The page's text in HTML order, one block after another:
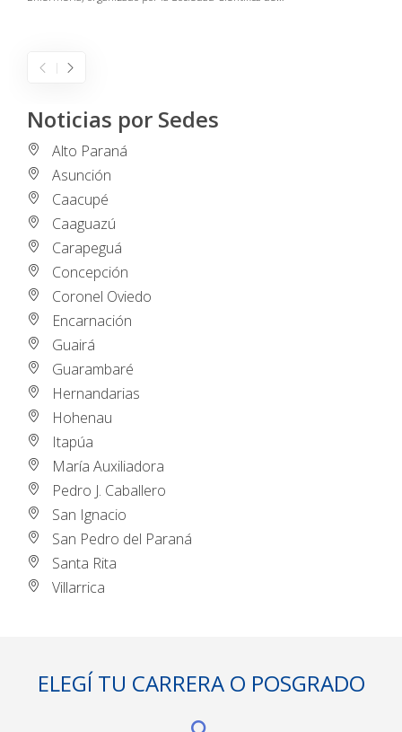
Noticias por Sedes
Alto Paraná
Asunción
Caacupé
Caaguazú
Carapeguá
Concepción
Coronel Oviedo
Encarnación
Guairá
Guarambaré
Hernandarias
Hohenau
Itapúa
María Auxiliadora
Pedro J. Caballero
San Ignacio
San Pedro del Paraná
Santa Rita
Villarrica
ELEGÍ TU CARRERA O POSGRADO